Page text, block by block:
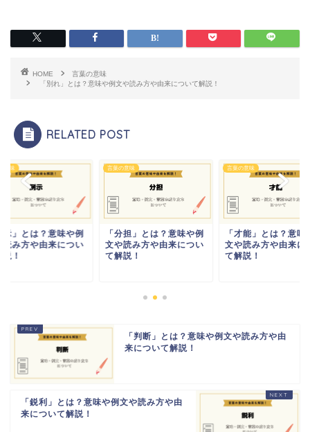
HOME
言葉の意味
「別れ」とは？意味や例文や読み方や由来について解説！
RELATED POST
意味
示」とは？意味や例
読み方や由来につい
！
言葉の意味
「分担」とは？意味や例
文や読み方や由来につい
て解説！
言葉の意味
「才能」とは？意味
文や読み方や由来に
て解説！
「判断」とは？意味や例文や読み方や由
来について解説！
「鋭利」とは？意味や例文や読み方や由
来について解説！